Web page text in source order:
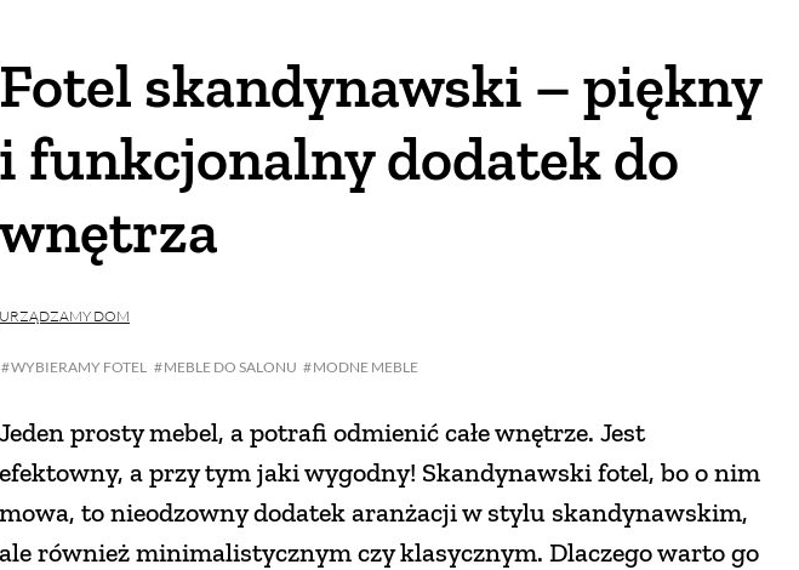
Fotel skandynawski – piękny
i funkcjonalny dodatek do
wnętrza
URZĄDZAMY DOM
WYBIERAMY FOTEL MEBLE DO SALONU MODNE MEBLE
Jeden prosty mebel, a potrafi odmienić całe wnętrze. Jest
efektowny, a przy tym jaki wygodny! Skandynawski fotel, bo o nim
mowa, to nieodzowny dodatek aranżacji w stylu skandynawskim,
ale również minimalistycznym czy klasycznym. Dlaczego warto go